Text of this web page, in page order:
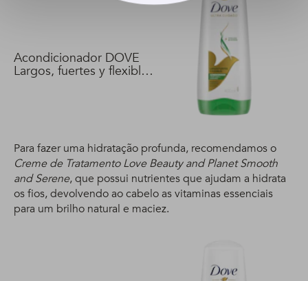
Acondicionador DOVE
Largos, fuertes y flexibles
Para fazer uma hidratação profunda, recomendamos o
Creme de Tratamento Love Beauty and Planet Smooth
and Serene, que possui nutrientes que ajudam a hidrata
os fios, devolvendo ao cabelo as vitaminas essenciais
para um brilho natural e maciez.